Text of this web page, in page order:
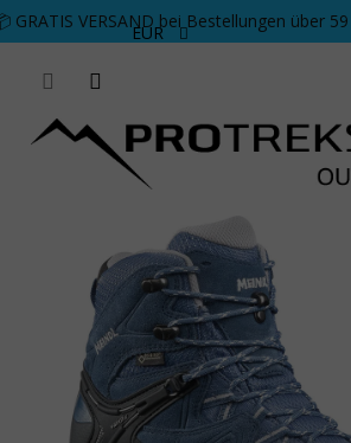
Zum Inhalt springen
GRATIS VERSAND bei Bestellungen über 59
EUR